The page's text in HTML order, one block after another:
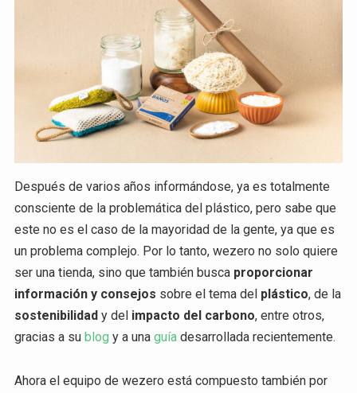
Después de varios años informándose, ya es totalmente
consciente de la problemática del plástico, pero sabe que
este no es el caso de la mayoridad de la gente, ya que es
un problema complejo. Por lo tanto, wezero no solo quiere
ser una tienda, sino que también busca proporcionar
información y consejos sobre el tema del plástico, de la
sostenibilidad y del impacto del carbono, entre otros,
gracias a su blog y a una guíadesarrollada recientemente.
Ahora el equipo de wezero está compuesto también por